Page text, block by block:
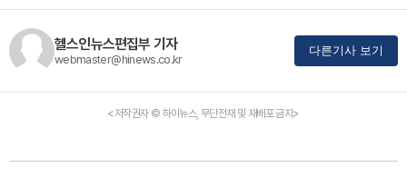
헬스인뉴스편집부 기자
webmaster@hinews.co.kr
다른기사 보기
<저작권자 © 하이뉴스, 무단전재 및 재배포 금지>